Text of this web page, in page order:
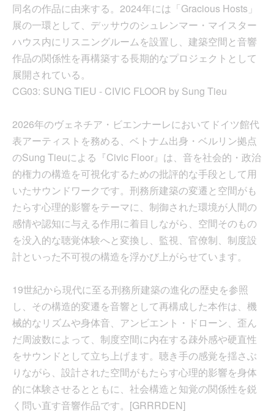
同名の作品に由来する。2024年には「Gracious Hosts」
展の一環として、デッサウのシュレンマー・マイスター
ハウス内にリスニングルームを設置し、建築空間と音響
作品の関係性を再構築する長期的なプロジェクトとして
展開されている。
CG03: SUNG TIEU - CIVIC FLOOR by Sung Tieu
2026年のヴェネチア・ビエンナーレにおいてドイツ館代
表アーティストを務める、ベトナム出身・ベルリン拠点
のSung Tieuによる『Civic Floor』は、音を社会的・政治
的権力の構造を可視化するための批評的な手段として用
いたサウンドワークです。刑務所建築の変遷と空間がも
たらす心理的影響をテーマに、制御された環境が人間の
感情や認知に与える作用に着目しながら、空間そのもの
を没入的な聴覚体験へと変換し、監視、官僚制、制度設
計といった不可視の構造を浮かび上がらせています。
19世紀から現代に至る刑務所建築の進化の歴史を参照
し、その構造的変遷を音響として再構成した本作は、機
械的なリズムや身体音、アンビエント・ドローン、歪ん
だ周波数によって、制度空間に内在する疎外感や硬直性
をサウンドとして立ち上げます。聴き手の感覚を揺さぶ
りながら、設計された空間がもたらす心理的影響を身体
的に体験させるとともに、社会構造と知覚の関係性を鋭
く問い直す音響作品です。[GRRRDEN]